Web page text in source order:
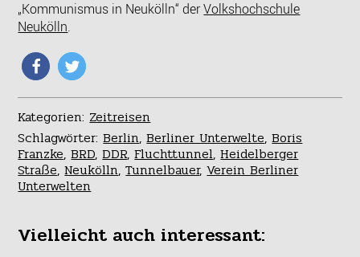
„Kommunismus in Neukölln“ derVolkshochschule
Neukölln.
Kategorien:Zeitreisen
Schlagwörter:Berlin,Berliner Unterwelte,Boris
Franzke,BRD,DDR,Fluchttunnel,Heidelberger
Straße,Neukölln,Tunnelbauer,Verein Berliner
Unterwelten
Vielleicht auch interessant: